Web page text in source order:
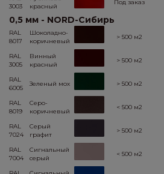
3003
красный
Под заказ
0,5 мм - NORD-Сибирь
RAL
8017
Шоколадно-
коричневый
> 500 м2
RAL
3005
Винный
красный
> 500 м2
RAL
6005
Зеленый мох > 500 м2
RAL
8019
Серо-
коричневый
< 500 м2
RAL
7024
Серый
графит
> 500 м2
RAL
7004
Сигнальный
серый
< 500 м2